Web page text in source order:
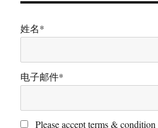
姓名*
电子邮件*
Please accept terms & condition